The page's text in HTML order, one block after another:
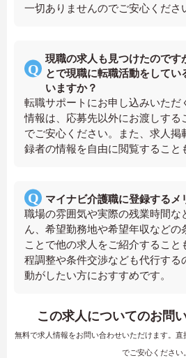
一切ありませんのでご安心くださ
現職の求人も見つけたのです
とで現職に転職活動をしてい
いますか？
転職サポートにお申し込みいただ
情報は、応募先以外にお渡しする
でご安心ください。また、求人掲
録者の情報を自由に閲覧すること
マイナビ介護職に登録するメ
職場の雰囲気や実際の残業時間な
ん、希望勤務地や希望年収などの
ことで他の求人をご紹介すること
程調整や条件交渉なども代行する
動がしたい方におすすめです。
この求人についてのお問
無料で求人情報をお問い合わせいただけます。
でご安心ください。